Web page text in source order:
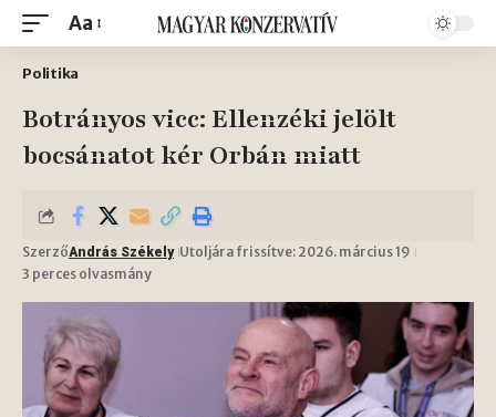
Aa
Politika
Botrányos vicc: Ellenzéki jelölt
bocsánatot kér Orbán miatt
SzerzőAndrás Székely Utoljára frissítve: 2026. március 19
3 perces olvasmány